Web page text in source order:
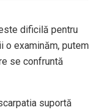
dificilă pentru
o examinăm, putem
se confruntă
suportă